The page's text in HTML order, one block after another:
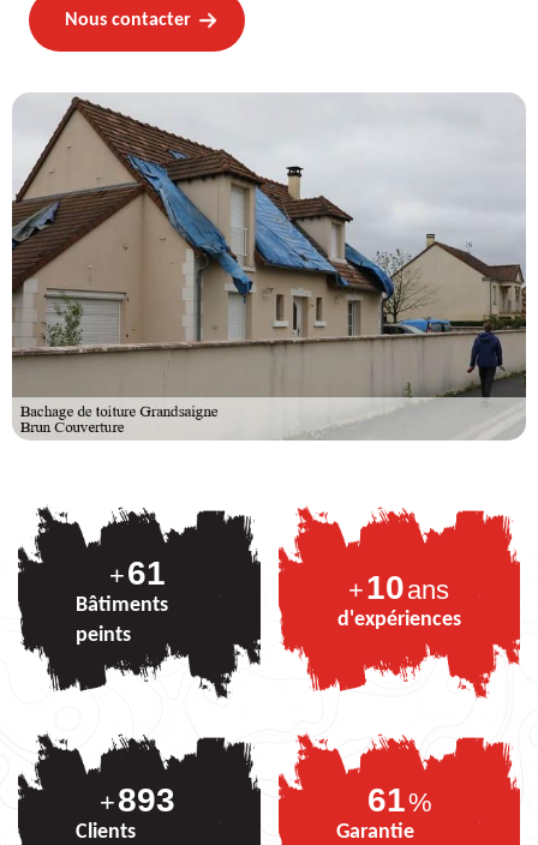
Nous contacter
+75
Bâtiments
peints
+10ans
d'expériences
+893
Clients
75%
Garantie